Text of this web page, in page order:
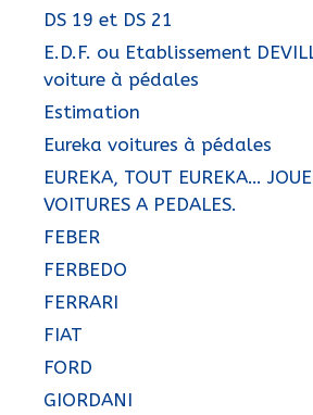
DS 19 et DS 21
E.D.F. ou Etablissement
voiture à pédales
Estimation
Eureka voitures à pédales
EUREKA, TOUT EUREKA…
VOITURES A PEDALES.
FEBER
FERBEDO
FERRARI
FIAT
FORD
GIORDANI